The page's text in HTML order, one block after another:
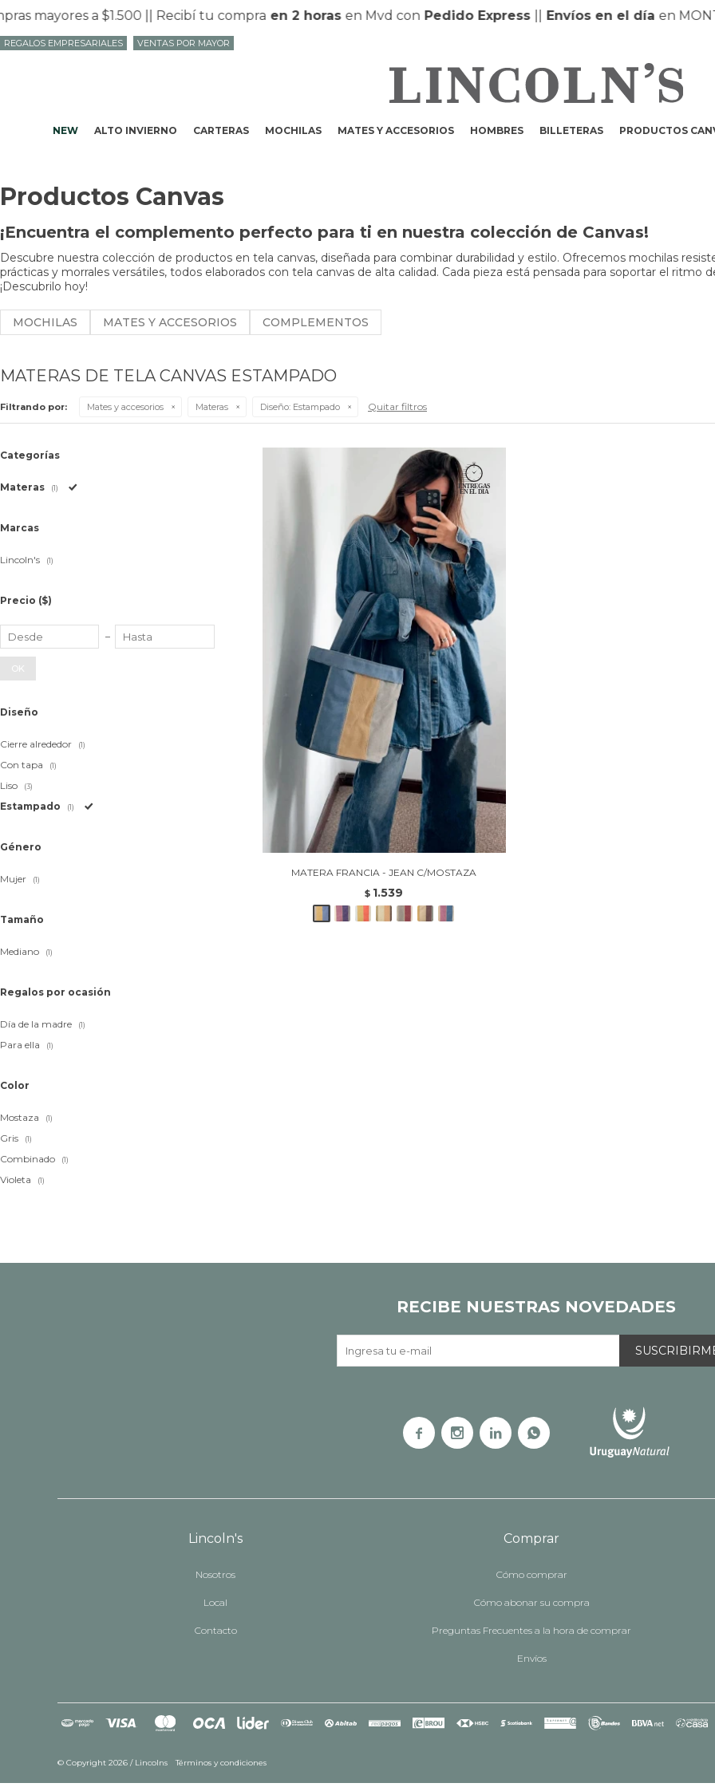
mayores a $1.500 || Recibí tu compraen 2 horasen Mvd conPedido Express||Envíos en el díaen
NEW ALTO INVIERNO CARTERAS MOCHILAS MATES Y ACCESORIOS HOMBRES BILLETERAS PRODUCTOS
REGALOS EMPRESARIALES VENTAS POR MAYOR
Productos Canvas
¡Encuentra el complemento perfecto para ti en nuestra colección de Canvas!
Descubre nuestra colección de productos en tela canvas, diseñada para combinar durabilidad y estilo. Ofrecemos mochilas
prácticas y morrales versátiles, todos elaborados con tela canvas de alta calidad. Cada pieza está pensada para soportar el
¡Descubrilo hoy!
MOCHILAS MATES Y ACCESORIOS COMPLEMENTOS
MATERAS DE TELA CANVAS ESTAMPADO
Filtrando por: Mates y accesorios Materas Diseño: Estampado Quitar filtros
MATERA FRANCIA - JEAN C/MOSTAZA
$ 1.539
Categorías
Materas (1)
Marcas
Lincoln's (1)
Precio ($)
OK
Diseño
Cierre alrededor (1)
Con tapa (1)
Liso (3)
Estampado (1)
Género
Mujer (1)
Tamaño
Mediano (1)
Regalos por ocasión
Día de la madre (1)
Para ella (1)
Color
Mostaza (1)
Gris (1)
Combinado (1)
Violeta (1)
Lincoln's
Nosotros
Local
Contacto
Comprar
Cómo comprar
Cómo abonar su compra
Preguntas Frecuentes a la hora de comprar
Envíos
RECIBE NUESTRAS NOVEDADES
   
© Copyright 2026 / Lincolns Términos y condiciones